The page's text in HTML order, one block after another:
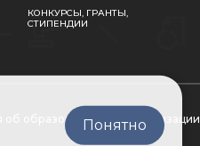
КОНКУРСЫ, ГРАНТЫ,
СТИПЕНДИИ
об образовательной организации
Понятно